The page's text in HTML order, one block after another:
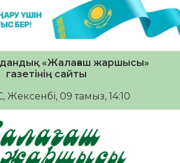
«Жалағаш жаршысы»
газетінің сайты
, Жексенбі, 09 тамыз, 14:10